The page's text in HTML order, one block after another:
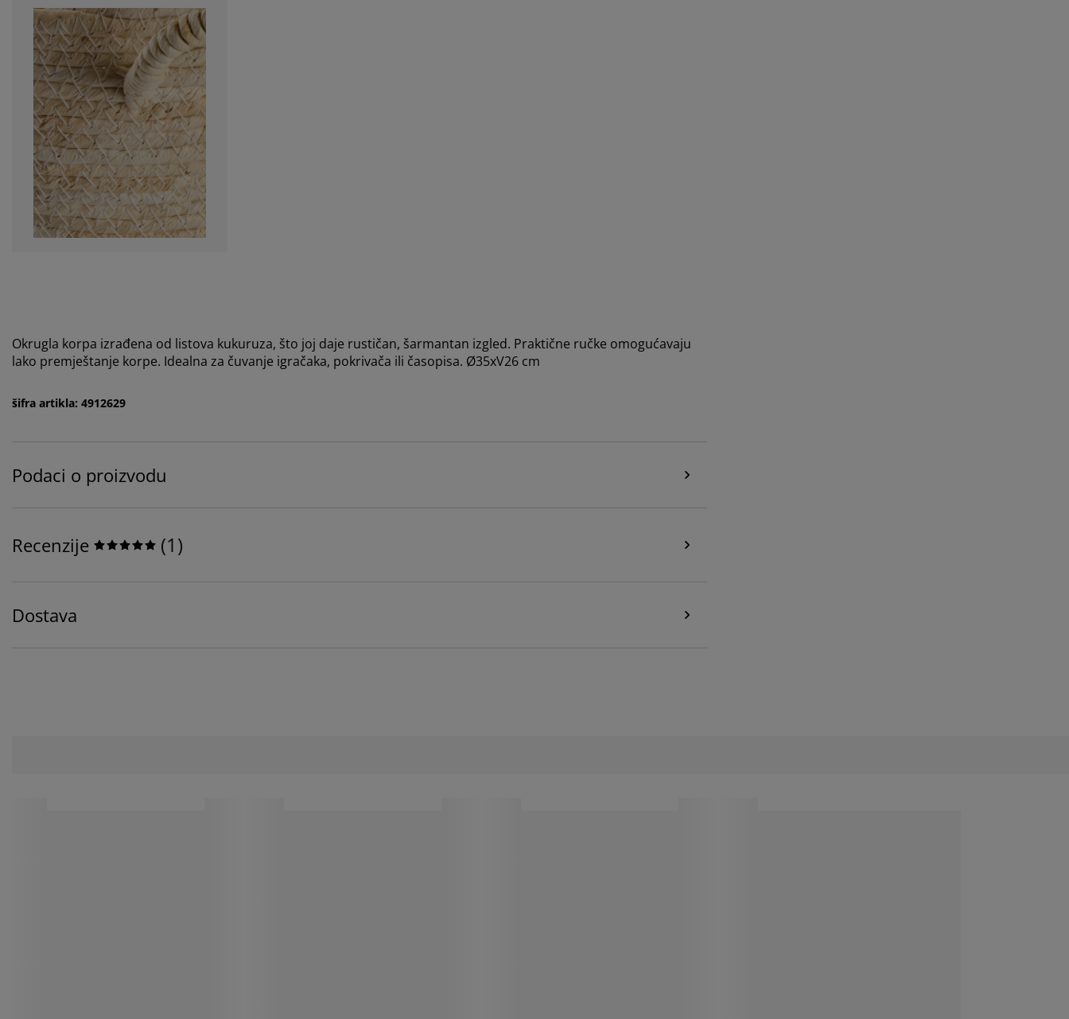
Okrugla korpa izrađena od listova kukuruza, što joj daje rustičan, šarmantan izgled. Praktične ručke omogućavaju
lako premještanje korpe. Idealna za čuvanje igračaka, pokrivača ili časopisa. Ø35xV26 cm
šifra artikla: 4912629
Podaci o proizvodu
Recenzije (1)
Dostava